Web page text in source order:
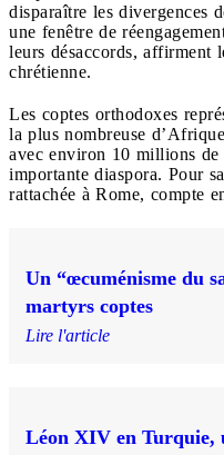
disparaître les divergences
une fenêtre de
leurs désaccords, affirment
chrétienne.
Les coptes orthodoxes
la plus nombreuse
avec environ 10 millions
importante diaspora. Pour
rattachée à Rome, compte
Un “œcuménisme du
martyrs coptes
Lire l'article
Léon XIV en Turquie,